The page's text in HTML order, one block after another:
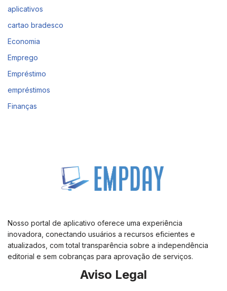
aplicativos
cartao bradesco
Economia
Emprego
Empréstimo
empréstimos
Finanças
Nosso portal de aplicativo oferece uma experiência
inovadora, conectando usuários a recursos eficientes e
atualizados, com total transparência sobre a independência
editorial e sem cobranças para aprovação de serviços.
Aviso Legal